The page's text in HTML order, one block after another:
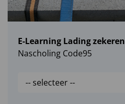
E-Learning Lading zekeren
Nascholing Code95